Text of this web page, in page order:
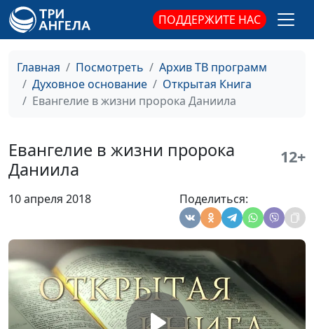
ПОДДЕРЖИТЕ НАС
Главная Посмотреть
Архив ТВ программ
Духовное основание
Открытая Книга
Евангелие в жизни пророка Даниила
Евангелие в жизни пророка
Даниила
12+
10 апреля 2018 Поделиться:
палаты РФ
Гончаров,
священнослужитель,
член Общественной
Евангелие в жизни царицы
Есфири
Алексей Бритов, Олег
Гончаров,
член Общественной
палаты РФ
Евангелие в жизни пастуха
Иосифа
Алексей Бритов, Олег
Гончаров,
священнослужитель,
член Общественной
палаты РФ